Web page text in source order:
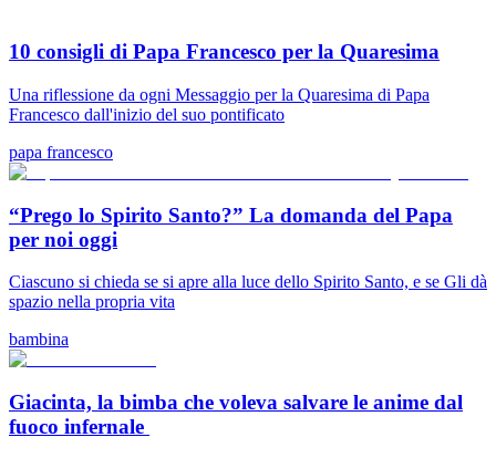
10 consigli di Papa Francesco per la Quaresima
Una riflessione da ogni Messaggio per la Quaresima di Papa
Francesco dall'inizio del suo pontificato
papa francesco
“Prego lo Spirito Santo?” La domanda del Papa
per noi oggi
Ciascuno si chieda se si apre alla luce dello Spirito Santo, e se Gli dà
spazio nella propria vita
bambina
Giacinta, la bimba che voleva salvare le anime dal
fuoco infernale